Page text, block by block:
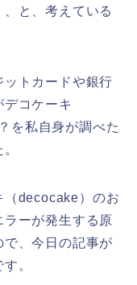
と、考えている
トカードや銀行
コケーキ
を私自身が調べた
（decocake）のお
ーが発生する原
、今日の記事が
。